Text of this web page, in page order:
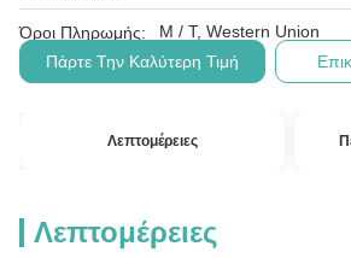
Όροι Πληρωμής:
Μ / Τ, Western Union
Πάρτε Την Καλύτερη Τιμή
Λεπτομέρειες
Λεπτομέρειες